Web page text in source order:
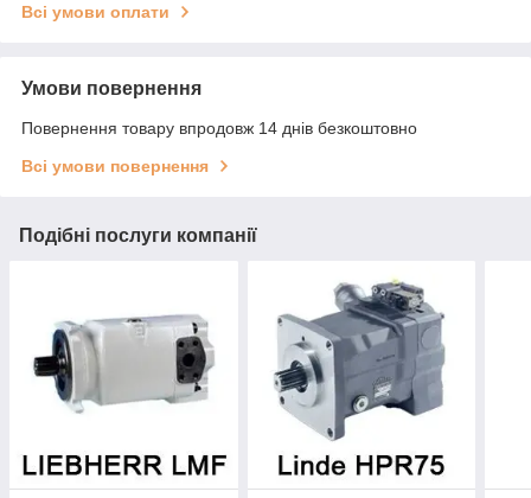
Всі умови оплати
Умови повернення
Повернення товару впродовж 14 днів безкоштовно
Всі умови повернення
Подібні послуги компанії